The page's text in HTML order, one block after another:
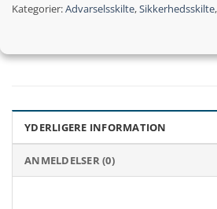
Kategorier:Advarselsskilte,Sikkerhedsskilte,
YDERLIGERE INFORMATION
ANMELDELSER (0)